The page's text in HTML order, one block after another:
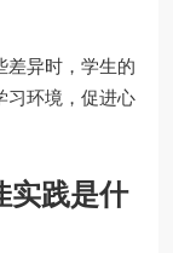
差异时，学生的
习环境，促进心
实践是什